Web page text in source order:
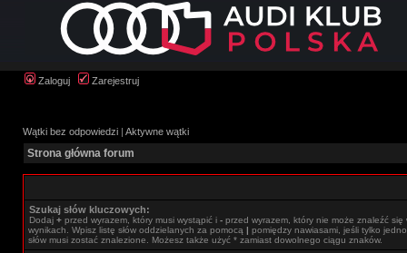
Zaloguj Zarejestruj
Wątki bez odpowiedzi | Aktywne wątki
Strona główna forum
Szukaj słów kluczowych:
Dodaj + przed wyrazem, który musi wystąpić i - przed wyrazem, który nie może znaleźć się
wynikach. Wpisz listę słów oddzielanych za pomocą | pomiędzy nawiasami, jeśli tylko
słów musi zostać znalezione. Możesz także użyć * zamiast dowolnego ciągu znaków.